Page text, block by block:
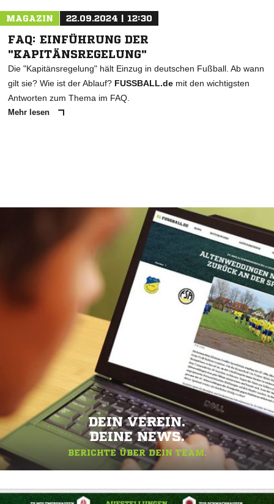
MAGAZIN 22.09.2024 | 12:30
FAQ: EINFÜHRUNG DER
"KAPITÄNSREGELUNG"
Die "Kapitänsregelung" hält Einzug in deutschen Fußball. Ab wann
gilt sie? Wie ist der Ablauf? FUSSBALL.de mit den wichtigsten
Antworten zum Thema im FAQ.
Mehr lesen
DEIN VEREIN.
DEINE NEWS.
BERICHTE ÜBER DEIN TEAM.